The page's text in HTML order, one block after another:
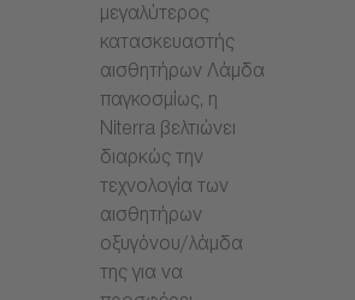
μεγαλύτερος
κατασκευαστής
αισθητήρων Λάμδα
παγκοσμίως, η
Niterra βελτιώνει
διαρκώς την
τεχνολογία των
αισθητήρων
οξυγόνου/λάμδα
της για να